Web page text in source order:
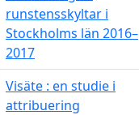
runstensskyltar i
Stockholms län 2016–
2017
Visäte : en studie i
attribuering